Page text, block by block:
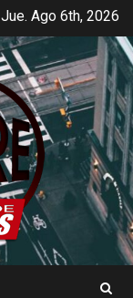
Jue. Ago 6th, 2026